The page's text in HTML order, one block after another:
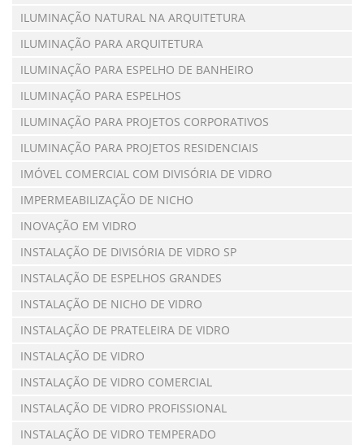
ILUMINAÇÃO NATURAL NA ARQUITETURA
ILUMINAÇÃO PARA ARQUITETURA
ILUMINAÇÃO PARA ESPELHO DE BANHEIRO
ILUMINAÇÃO PARA ESPELHOS
ILUMINAÇÃO PARA PROJETOS CORPORATIVOS
ILUMINAÇÃO PARA PROJETOS RESIDENCIAIS
IMÓVEL COMERCIAL COM DIVISÓRIA DE VIDRO
IMPERMEABILIZAÇÃO DE NICHO
INOVAÇÃO EM VIDRO
INSTALAÇÃO DE DIVISÓRIA DE VIDRO SP
INSTALAÇÃO DE ESPELHOS GRANDES
INSTALAÇÃO DE NICHO DE VIDRO
INSTALAÇÃO DE PRATELEIRA DE VIDRO
INSTALAÇÃO DE VIDRO
INSTALAÇÃO DE VIDRO COMERCIAL
INSTALAÇÃO DE VIDRO PROFISSIONAL
INSTALAÇÃO DE VIDRO TEMPERADO